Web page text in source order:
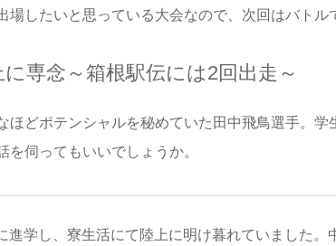
したいと思っている大会なので、次回はバトル
専念～箱根駅伝には2回出走～
ほどポテンシャルを秘めていた田中飛鳥選手。学
伺ってもいいでしょうか。
進学し、寮生活にて陸上に明け暮れていました